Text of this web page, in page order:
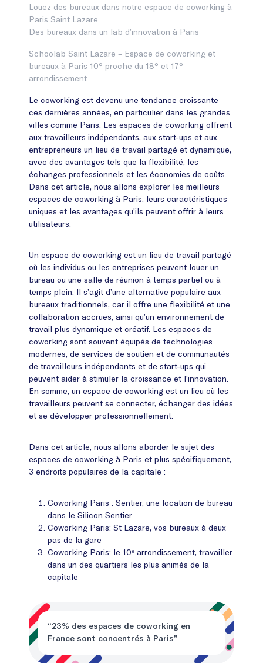
Louez des bureaux dans notre espace de coworking à
Paris Saint Lazare
Des bureaux dans un lab d’innovation à Paris
Schoolab Saint Lazare – Espace de coworking et
bureaux à Paris 10° proche du 18° et 17°
arrondissement
Le coworking est devenu une tendance croissante
ces dernières années, en particulier dans les grandes
villes comme Paris. Les espaces de coworking offrent
aux travailleurs indépendants, aux start-ups et aux
entrepreneurs un lieu de travail partagé et dynamique,
avec des avantages tels que la flexibilité, les
échanges professionnels et les économies de coûts.
Dans cet article, nous allons explorer les meilleurs
espaces de coworking à Paris, leurs caractéristiques
uniques et les avantages qu’ils peuvent offrir à leurs
utilisateurs.
Un espace de coworking est un lieu de travail partagé
où les individus ou les entreprises peuvent louer un
bureau ou une salle de réunion à temps partiel ou à
temps plein. Il s’agit d’une alternative populaire aux
bureaux traditionnels, car il offre une flexibilité et une
collaboration accrues, ainsi qu’un environnement de
travail plus dynamique et créatif. Les espaces de
coworking sont souvent équipés de technologies
modernes, de services de soutien et de communautés
de travailleurs indépendants et de start-ups qui
peuvent aider à stimuler la croissance et l’innovation.
En somme, un espace de coworking est un lieu où les
travailleurs peuvent se connecter, échanger des idées
et se développer professionnellement.
Dans cet article, nous allons aborder le sujet des
espaces de coworking à Paris et plus spécifiquement,
3 endroits populaires de la capitale :
Coworking Paris : Sentier, une location de bureau
dans le Silicon Sentier
Coworking Paris: St Lazare, vos bureaux à deux
pas de la gare
Coworking Paris: le 10ᵉ arrondissement, travailler
dans un des quartiers les plus animés de la
capitale
“23% des espaces de coworking en
France sont concentrés à Paris”